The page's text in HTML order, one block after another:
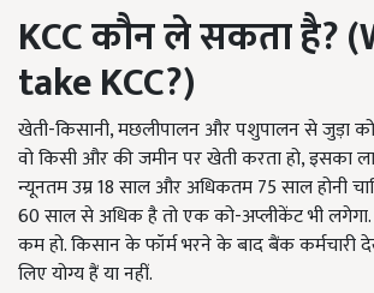
KCCकौन ले सकता है?
take KCC?)
खेती-किसानी, मछलीपालन और पशुपालन से जुड़ा
वो किसी और की जमीन पर खेती करता हो, इसका
न्यूनतम उम्र 18 साल और अधिकतम 75 साल होनी
60 साल से अधिक है तो एक को-अप्लीकेंट भी
कम हो. किसान के फॉर्म भरने के बाद बैंक
लिए योग्य हैं या नहीं.